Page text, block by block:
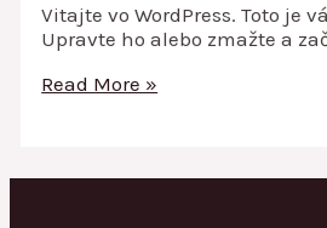
Vitajte vo WordPress. Toto je
Upravte ho alebo zmažte a
Read More »